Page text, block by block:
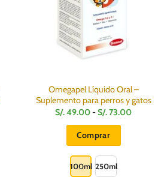
Omegapel Líquido Oral –
Suplemento para perros y gatos
S/.49.00-S/.73.00Rango
Comprar
producto
tiene
100ml 250ml